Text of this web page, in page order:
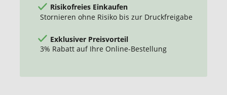
Risikofreies Einkaufen
Stornieren ohne Risiko bis zur Druckfreigabe
Exklusiver Preisvorteil
3% Rabatt auf Ihre Online-Bestellung